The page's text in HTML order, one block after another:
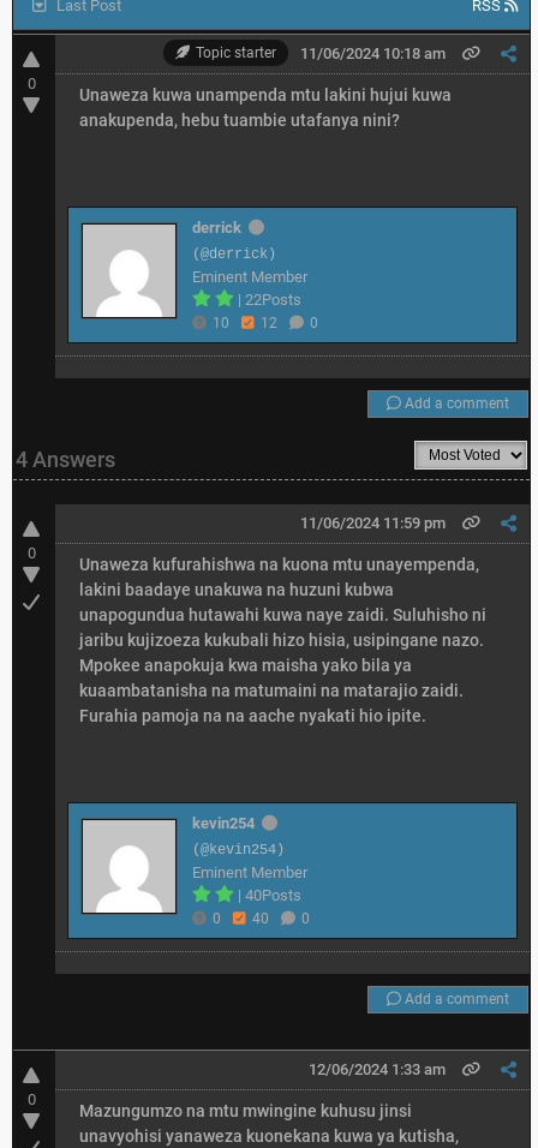
Last Post RSS
0
11/06/2024 10:18 am
Topic starter
Unaweza kuwa unampenda mtu lakini hujui kuwa
anakupenda, hebu tuambie utafanya nini?
derrick
(@derrick)
Eminent Member
| 22Posts
10 12 0
Add a comment
4 Answers
0
11/06/2024 11:59 pm
Unaweza kufurahishwa na kuona mtu unayempenda,
lakini baadaye unakuwa na huzuni kubwa
unapogundua hutawahi kuwa naye zaidi. Suluhisho ni
jaribu kujizoeza kukubali hizo hisia, usipingane nazo.
Mpokee anapokuja kwa maisha yako bila ya
kuaambatanisha na matumaini na matarajio zaidi.
Furahia pamoja na na aache nyakati hio ipite.
kevin254
(@kevin254)
Eminent Member
| 40Posts
0 40 0
Add a comment
0
12/06/2024 1:33 am
Mazungumzo na mtu mwingine kuhusu jinsi
unavyohisi yanaweza kuonekana kuwa ya kutisha,